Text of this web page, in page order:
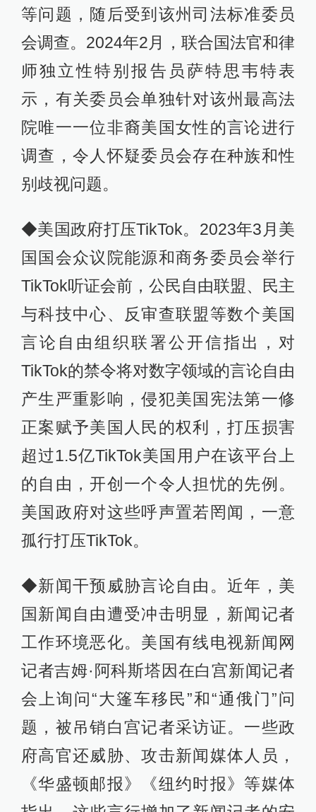
等问题，随后受到该州司法标准委员
会调查。2024年2月，联合国法官和律
师独立性特别报告员萨特思韦特表
示，有关委员会单独针对该州最高法
院唯一一位非裔美国女性的言论进行
调查，令人怀疑委员会存在种族和性
别歧视问题。
◆美国政府打压TikTok。2023年3月美
国国会众议院能源和商务委员会举行
TikTok听证会前，公民自由联盟、民主
与科技中心、反审查联盟等数个美国
言论自由组织联署公开信指出，对
TikTok的禁令将对数字领域的言论自由
产生严重影响，侵犯美国宪法第一修
正案赋予美国人民的权利，打压损害
超过1.5亿TikTok美国用户在该平台上
的自由，开创一个令人担忧的先例。
美国政府对这些呼声置若罔闻，一意
孤行打压TikTok。
◆新闻干预威胁言论自由。近年，美
国新闻自由遭受冲击明显，新闻记者
工作环境恶化。美国有线电视新闻网
记者吉姆·阿科斯塔因在白宫新闻记者
会上询问“大篷车移民”和“通俄门”问
题，被吊销白宫记者采访证。一些政
府高官还威胁、攻击新闻媒体人员，
《华盛顿邮报》《纽约时报》等媒体